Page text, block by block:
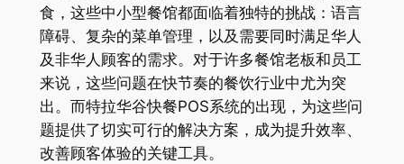
食，这些中小型餐馆都面临着独特的挑战：语言
障碍、复杂的菜单管理，以及需要同时满足华人
及非华人顾客的需求。对于许多餐馆老板和员工
来说，这些问题在快节奏的餐饮行业中尤为突
出。而特拉华谷快餐POS系统的出现，为这些问
题提供了切实可行的解决方案，成为提升效率、
改善顾客体验的关键工具。